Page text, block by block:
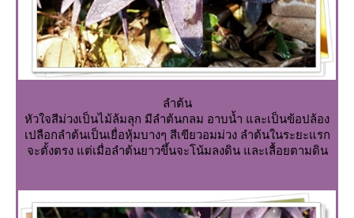
ลำต้น
หัวใจสีม่วงเป็นไม้ล้มลุก มีลำต้นกลม อาบน้ำ และเป็นข้อปล้อง
เปลือกลำต้นเป็นเยื่อหุ้มบางๆ สีเขียวอมม่วง ลำต้นในระยะแรก
จะตั้งตรง แต่เมื่อลำต้นยาวขึ้นจะโน้มลงดิน และเลื้อยตามดิน